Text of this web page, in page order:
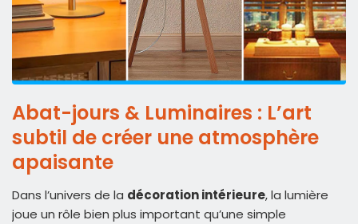
Abat-jours & Luminaires : L’art
subtil de créer une atmosphère
apaisante
Dans l’univers de la décoration intérieure, la lumière
joue un rôle bien plus important qu’une simple